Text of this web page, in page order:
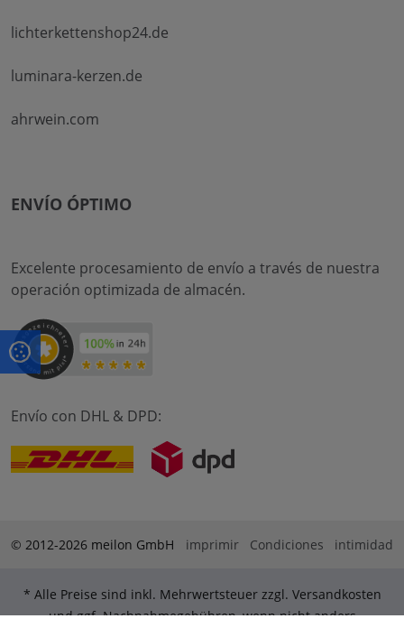
lichterkettenshop24.de
luminara-kerzen.de
ahrwein.com
ENVÍO ÓPTIMO
Excelente procesamiento de envío a través de nuestra
operación optimizada de almacén.
Envío con DHL & DPD:
© 2012-2026 meilon GmbH imprimir Condiciones intimidad
* Alle Preise sind inkl. Mehrwertsteuer zzgl. Versandkosten
und ggf. Nachnahmegebühren, wenn nicht anders